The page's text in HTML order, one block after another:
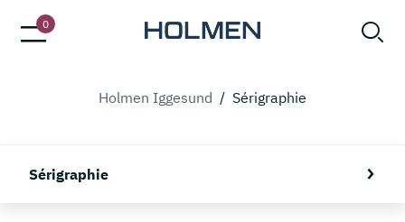
0
Holmen Iggesund / Sérigraphie
Sérigraphie